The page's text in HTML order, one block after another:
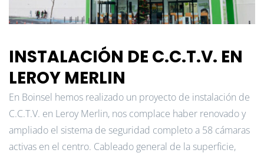
INSTALACIÓN DE C.C.T.V. EN
LEROY MERLIN
En Boinsel hemos realizado un proyecto de instalación de
C.C.T.V. en Leroy Merlin, nos complace haber renovado y
ampliado el sistema de seguridad completo a 58 cámaras
activas en el centro. Cableado general de la superficie,